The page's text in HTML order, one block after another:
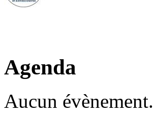
Agenda
Aucun évènement.